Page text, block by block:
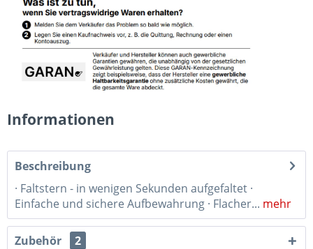
Informationen
Beschreibung
· Faltstern - in wenigen Sekunden aufgefaltet ·
Einfache und sichere Aufbewahrung · Flacher... mehr
Zubehör 2